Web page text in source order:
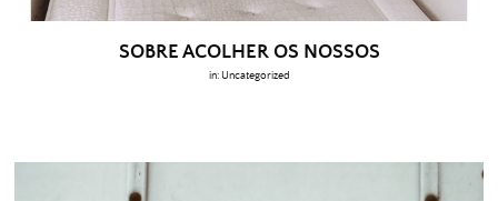
SOBRE ACOLHER OS NOSSOS
in: Uncategorized